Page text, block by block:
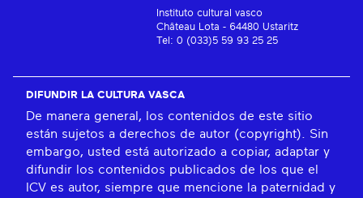
Instituto cultural vasco
Château Lota - 64480 Ustaritz
Tel: 0 (033)5 59 93 25 25
DIFUNDIR LA CULTURA VASCA
De manera general, los contenidos de este sitio
están sujetos a derechos de autor (copyright). Sin
embargo, usted está autorizado a copiar, adaptar y
difundir los contenidos publicados de los que el
ICV es autor, siempre que mencione la paternidad y